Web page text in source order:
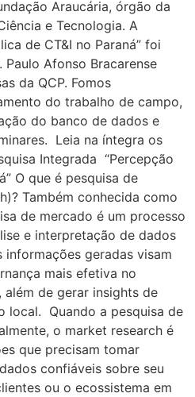
Araucária, órgão da
e Tecnologia. A
de CT&I no Paraná” foi
Afonso Bracarense
da QCP. Fomos
do trabalho de campo,
do banco de dados e
Leia na íntegra os
Integrada “Percepção
O que é pesquisa de
Também conhecida como
de mercado é um processo
e interpretação de dados
geradas visam
mais efetiva no
de gerar insights de
local. Quando a pesquisa de
o market research é
que precisam tomar
confiáveis sobre seu
ou o ecossistema em